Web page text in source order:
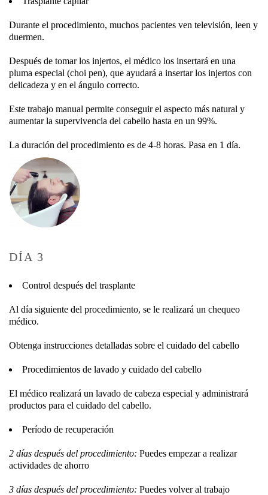
Durante el procedimiento, muchos pacientes ven televisión, leen y
duermen.
Después de tomar los injertos, el médico los insertará en una
pluma especial (choi pen), que ayudará a insertar los injertos con
delicadeza y en el ángulo correcto.
Este trabajo manual permite conseguir el aspecto más natural y
aumentar la supervivencia del cabello hasta en un 99%.
La duración del procedimiento es de 4-8 horas. Pasa en 1 día.
DÍA 3
Control después del trasplante
Al día siguiente del procedimiento, se le realizará un chequeo
médico.
Obtenga instrucciones detalladas sobre el cuidado del cabello
Procedimientos de lavado y cuidado del cabello
El médico realizará un lavado de cabeza especial y administrará
productos para el cuidado del cabello.
Período de recuperación
2 días después del procedimiento: Puedes empezar a realizar
actividades de ahorro
3 días después del procedimiento: Puedes volver al trabajo